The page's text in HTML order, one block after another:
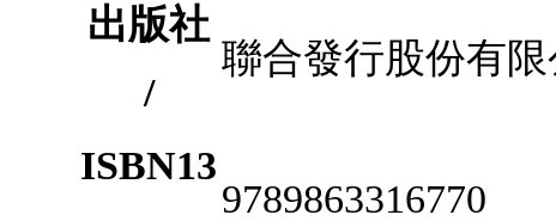
出版社
/
聯合發行股份有限
ISBN13
9789863316770